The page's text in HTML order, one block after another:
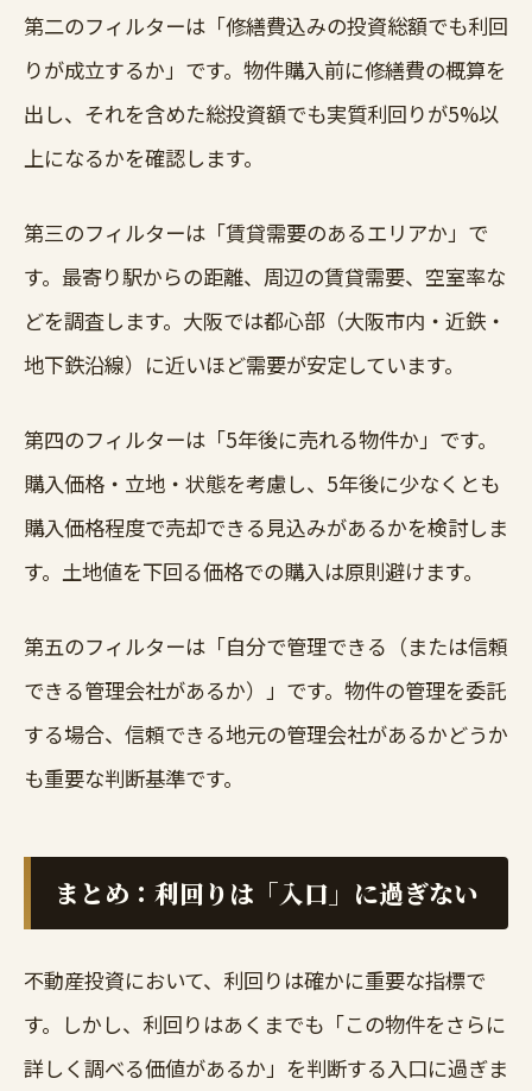
第二のフィルターは「修繕費込みの投資総額でも利回
りが成立するか」です。物件購入前に修繕費の概算を
出し、それを含めた総投資額でも実質利回りが5%以
上になるかを確認します。
第三のフィルターは「賃貸需要のあるエリアか」で
す。最寄り駅からの距離、周辺の賃貸需要、空室率な
どを調査します。大阪では都心部（大阪市内・近鉄・
地下鉄沿線）に近いほど需要が安定しています。
第四のフィルターは「5年後に売れる物件か」です。
購入価格・立地・状態を考慮し、5年後に少なくとも
購入価格程度で売却できる見込みがあるかを検討しま
す。土地値を下回る価格での購入は原則避けます。
第五のフィルターは「自分で管理できる（または信頼
できる管理会社があるか）」です。物件の管理を委託
する場合、信頼できる地元の管理会社があるかどうか
も重要な判断基準です。
まとめ：利回りは「入口」に過ぎない
不動産投資において、利回りは確かに重要な指標で
す。しかし、利回りはあくまでも「この物件をさらに
詳しく調べる価値があるか」を判断する入口に過ぎま